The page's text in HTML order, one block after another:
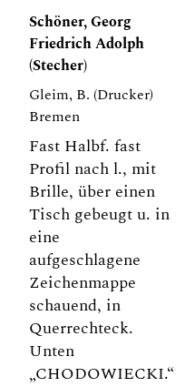
Schöner, Georg
Friedrich Adolph
(Stecher)
Gleim, B. (Drucker)
Bremen
Fast Halbf. fast
Profil nach l., mit
Brille, über einen
Tisch gebeugt u. in
eine
aufgeschlagene
Zeichenmappe
schauend, in
Querrechteck.
Unten
„CHODOWIECKI.“